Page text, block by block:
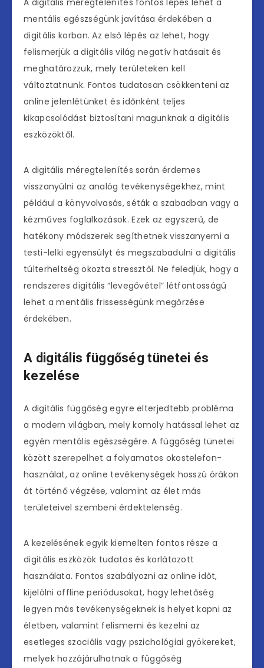
mentális egészségünk javítása érdekében a
digitális korban. Az első lépés az lehet, hogy
felismerjük a digitális világ negatív hatásait és
meghatározzuk, mely területeken kell
változtatnunk. Fontos tudatosan csökkenteni az
online jelenlétünket és időnként teljes
kikapcsolódást biztosítani magunknak a digitális
eszközöktől.
A digitális méregtelenítés során érdemes
visszanyúlni az analóg tevékenységekhez, mint
például a könyvolvasás, séták a szabadban vagy a
kézműves foglalkozások. Ezek az egyszerű, de
hatékony módszerek segíthetnek visszanyerni a
testi-lelki egyensúlyt és megszabadulni a digitális
túlterheltség okozta stressztől. Ne feledjük, hogy a
rendszeres digitális “levegővétel” létfontosságú
lehet a mentális frissességünk megőrzése
érdekében.
A digitális függőség tünetei és
kezelése
A digitális függőség egyre elterjedtebb probléma
a modern világban, mely komoly hatással lehet az
egyén mentális egészségére. A függőség tünetei
között szerepelhet a folyamatos okostelefon-
használat, az online tevékenységek hosszú órákon
át történő végzése, valamint az élet más
területeivel szembeni érdektelenség.
A kezelésének egyik kiemelten fontos része a
digitális eszközök tudatos és korlátozott
használata. Fontos szabályozni az online időt,
kijelölni offline periódusokat, hogy lehetőség
legyen más tevékenységeknek is helyet kapni az
életben, valamint felismerni és kezelni az
esetleges szociális vagy pszichológiai gyökereket,
melyek hozzájárulhatnak a függőség